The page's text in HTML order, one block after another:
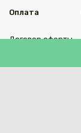
Оплата
Договор оферты